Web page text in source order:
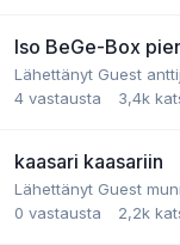
Iso BeGe-Box
Lähettänyt Guest
4 vastausta 3,4k
kaasari kaasariin
Lähettänyt Guest
0 vastausta 2,2k